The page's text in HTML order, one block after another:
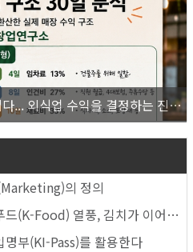
재료비가 아니라 구조가 문제다... 외식업 수익을 결정하는 진짜 숫자의 비밀
의 정의
(K-Food) 열풍, 김치가 이어간다
부(KI-Pass)를 활용한다